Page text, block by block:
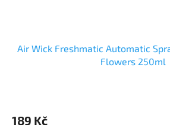
Air Wick Freshmatic Automatic
Flowers 250ml
189 Kč